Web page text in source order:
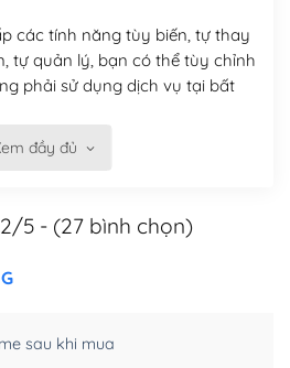
các tính năng tùy biến, tự thay
tự quản lý, bạn có thể tùy chỉnh
phải sử dụng dịch vụ tại bất
một tên miền và hosting để
WordPress
tìm kiếm
công cụ và plugin để tối ưu
đầy đủ
5 - (27 bình chọn)
sau khi mua